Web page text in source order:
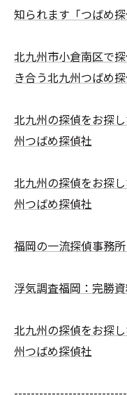
知られます「つばめ
北九州市小倉南区で
き合う北九州つばめ
北九州の探偵をお探
州つばめ探偵社
北九州の探偵をお探
州つばめ探偵社
福岡の一流探偵事務
浮気調査福岡：完勝
北九州の探偵をお探
州つばめ探偵社